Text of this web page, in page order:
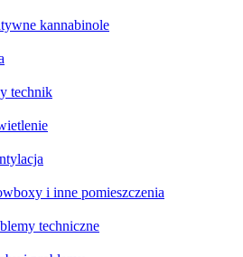
kannabinole
i inne pomieszczenia
techniczne